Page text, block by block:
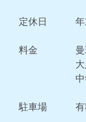
定休日
料金
駐車場